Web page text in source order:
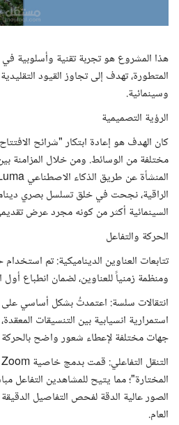
هذا المشروع هو تجربة تقنية وأسلوبية
المتطورة، تهدف إلى تجاوز القيود
وسينمائية.
الرؤية التصميمية
كان الهدف هو إعادة ابتكار "شرائح
مختلفة من الوسائط. ومن خلال المزامنة
الراقية، نجحت في خلق تسلسل بصري
السينمائية أكثر من كونه مجرد عرض
الحركة والتفاعل
تتابعات العناوين الديناميكية: تم
ومنظمة زمنياً للعناوين، لضمان انطباع
جهات مختلفة لإعطاء شعور واضح بالحركة
المختارة"؛ مما يتيح للمشاهدين التفاعل
الصور عالية الدقة لفحص التفاصيل
العام.